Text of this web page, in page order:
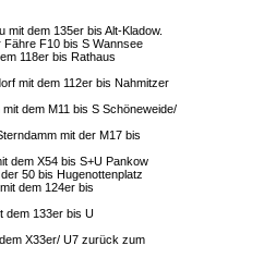
mit dem 135er bis Alt-Kladow.
Fähre F10 bis S Wannsee
118er bis Rathaus
mit dem 112er bis Nahmitzer
dem M11 bis S Schöneweide/
mit der M17 bis
dem X54 bis S+U Pankow
50 bis Hugenottenplatz
dem 124er bis
dem 133er bis U
X33er/ U7 zurück zum